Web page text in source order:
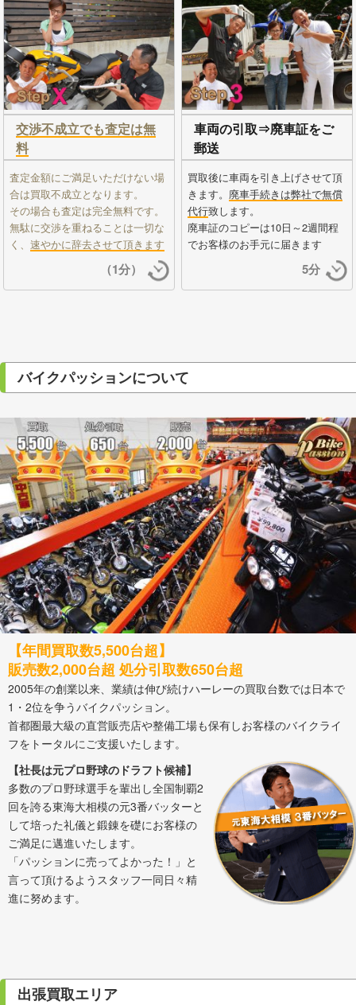
交渉不成立でも査定は無
料
査定金額にご満足いただけない場
合は買取不成立となります。
その場合も査定は完全無料です。
無駄に交渉を重ねることは一切な
く、 速やかに辞去させて頂きます
（1分）
車両の引取⇒廃車証をご
郵送
買取後に車両を引き上げさせて頂
きます。 廃車手続きは弊社で無償
代行致します。
廃車証のコピーは10日～2週間程
でお客様のお手元に届きます
5分
バイクパッションについて
【年間買取数5,500台超】
販売数2,000台超 処分引取数650台超
2005年の創業以来、業績は伸び続けハーレーの買取台数では日本で
1・2位を争うバイクパッション。
首都圏最大級の直営販売店や整備工場も保有しお客様のバイクライ
フをトータルにご支援いたします。
【社長は元プロ野球のドラフト候補】
多数のプロ野球選手を輩出し全国制覇2
回を誇る東海大相模の元3番バッターと
して培った礼儀と鍛錬を礎にお客様の
ご満足に邁進いたします。
「パッションに売ってよかった！」と
言って頂けるようスタッフ一同日々精
進に努めます。
出張買取エリア